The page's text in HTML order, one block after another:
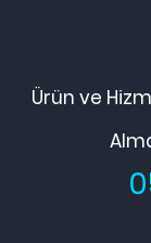
Ürün ve